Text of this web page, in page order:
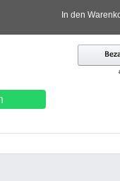
In den